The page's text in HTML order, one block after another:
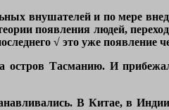
внушателей и по мере
появления людей,
√ это уже появление
остров Тасманию. И
В Китае, в